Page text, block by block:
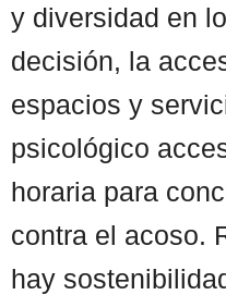
y diversidad en
decisión, la
espacios y
psicológico
horaria para
contra el acoso.
hay